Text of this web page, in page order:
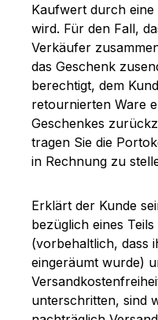
Kaufwert durch
wird. Für den Fall,
Verkäufer
das Geschenk
berechtigt, dem
retournierten Ware
Geschenkes
tragen Sie die
in Rechnung zu
Erklärt der Kunde
bezüglich eines
(vorbehaltlich, dass
eingeräumt wurde)
unterschritten, sind